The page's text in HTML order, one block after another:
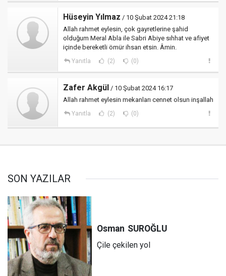
Hüseyin Yılmaz / 10 Şubat 2024 21:18
Allah rahmet eylesin, çok gayretlerine şahid
olduğum Meral Abla ile Sabri Abiye sıhhat ve afiyet
içinde bereketli ömür ihsan etsin. Âmin.
Yanıtla (2) (0)
Zafer Akgül / 10 Şubat 2024 16:17
Allah rahmet eylesin mekanları cennet olsun inşallah
Yanıtla (2) (0)
SON YAZILAR
Osman SUROĞLU
Çile çekilen yol